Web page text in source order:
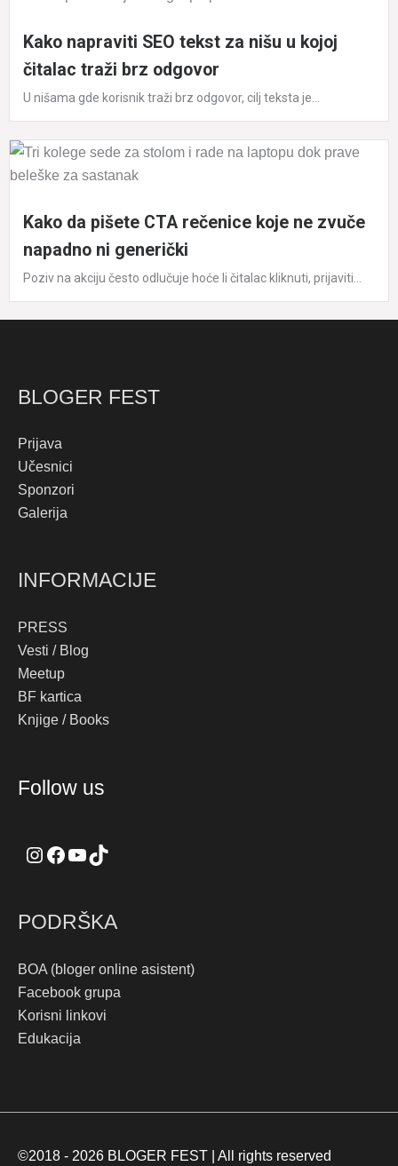
Kako napraviti SEO tekst za nišu u kojoj
čitalac traži brz odgovor
U nišama gde korisnik traži brz odgovor, cilj teksta je...
Kako da pišete CTA rečenice koje ne zvuče
napadno ni generički
Poziv na akciju često odlučuje hoće li čitalac kliknuti, prijaviti...
BLOGER FEST
Prijava
Učesnici
Sponzori
Galerija
INFORMACIJE
PRESS
Vesti / Blog
Meetup
BF kartica
Knjige / Books
Follow us
PODRŠKA
BOA (bloger online asistent)
Facebook grupa
Korisni linkovi
Edukacija
©2018 - 2026 BLOGER FEST | All rights reserved